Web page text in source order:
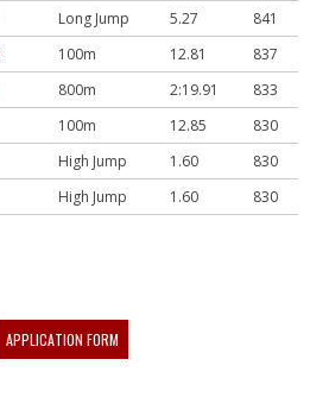
Long Jump 5.27
841
100m 12.81
837
800m 2:19.91
833
100m 12.85
830
High Jump 1.60
830
High Jump 1.60 830
APPLICATION FORM